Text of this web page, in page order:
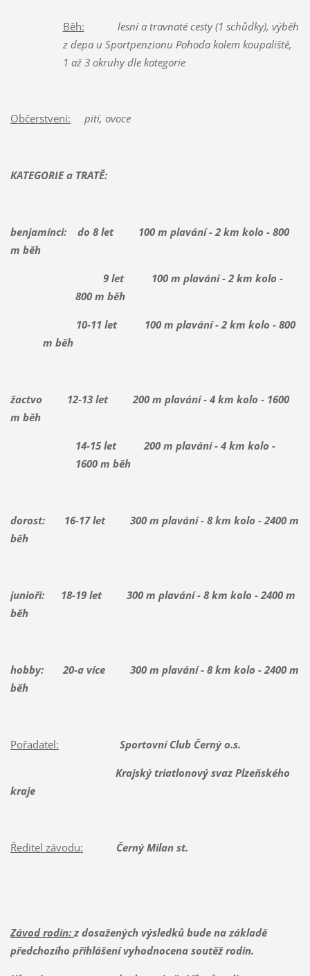
Běh:
lesní a travnaté cesty (1 schůdky), výběh
z depa u Sportpenzionu Pohoda kolem koupaliště,
1 až 3 okruhy dle kategorie
Občerstvení: pití, ovoce
KATEGORIE a TRATĚ:
benjamínci: do 8 let 100 m plavání - 2 km kolo - 800
m běh
9 let 100 m plavání - 2 km kolo -
800 m běh
10-11 let 100 m plavání - 2 km kolo - 800
m běh
žactvo 12-13 let 200 m plavání - 4 km kolo - 1600
m běh
14-15 let 200 m plavání - 4 km kolo -
1600 m běh
dorost: 16-17 let 300 m plavání - 8 km kolo - 2400 m
běh
junioři: 18-19 let 300 m plavání - 8 km kolo - 2400 m
běh
hobby: 20-a více300 m plavání - 8 km kolo - 2400 m
běh
Pořadatel: Sportovní Club Černý o.s.
Krajský triatlonový svaz Plzeňského
kraje
Ředitel závodu: Černý Milan st.
Závod rodin: z dosažených výsledků bude na základě
předchozího přihlášení vyhodnocena soutěž rodin.